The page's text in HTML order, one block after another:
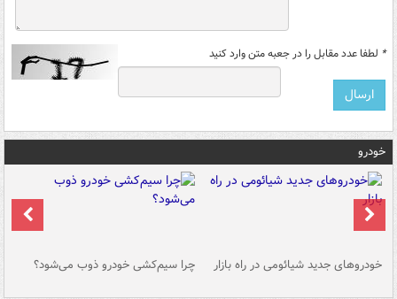
* لطفا عدد مقابل را در جعبه متن وارد کنید
خودرو
خودروهای جدید شیائومی در راه بازار چرا سیم‌کشی خودرو ذوب می‌شود؟